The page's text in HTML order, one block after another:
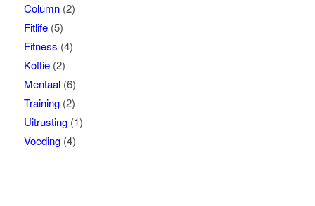
Column(2)
Fitlife(5)
Fitness (4)
Koffie(2)
Mentaal(6)
Training(2)
Uitrusting(1)
Voeding(4)